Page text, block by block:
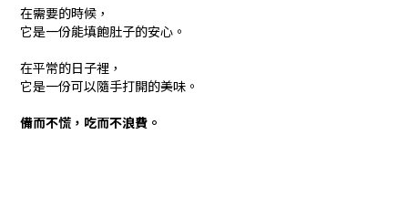
在需要的時候，
它是一份能填飽肚子的安心。
在平常的日子裡，
它是一份可以隨手打開的美味。
備而不慌，吃而不浪費。